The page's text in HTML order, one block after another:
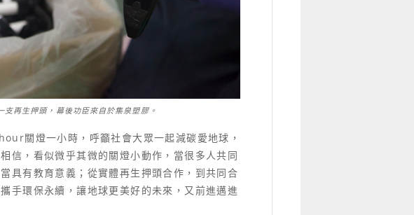
再生押頭，幕後功臣來自於集泉塑膠。
關燈一小時，呼籲社會大眾一起減碳愛地球，
信，看似微乎其微的關燈小動作，當很多人共同
具有教育意義；從實體再生押頭合作，到共同合
手環保永續，讓地球更美好的未來，又前進邁進